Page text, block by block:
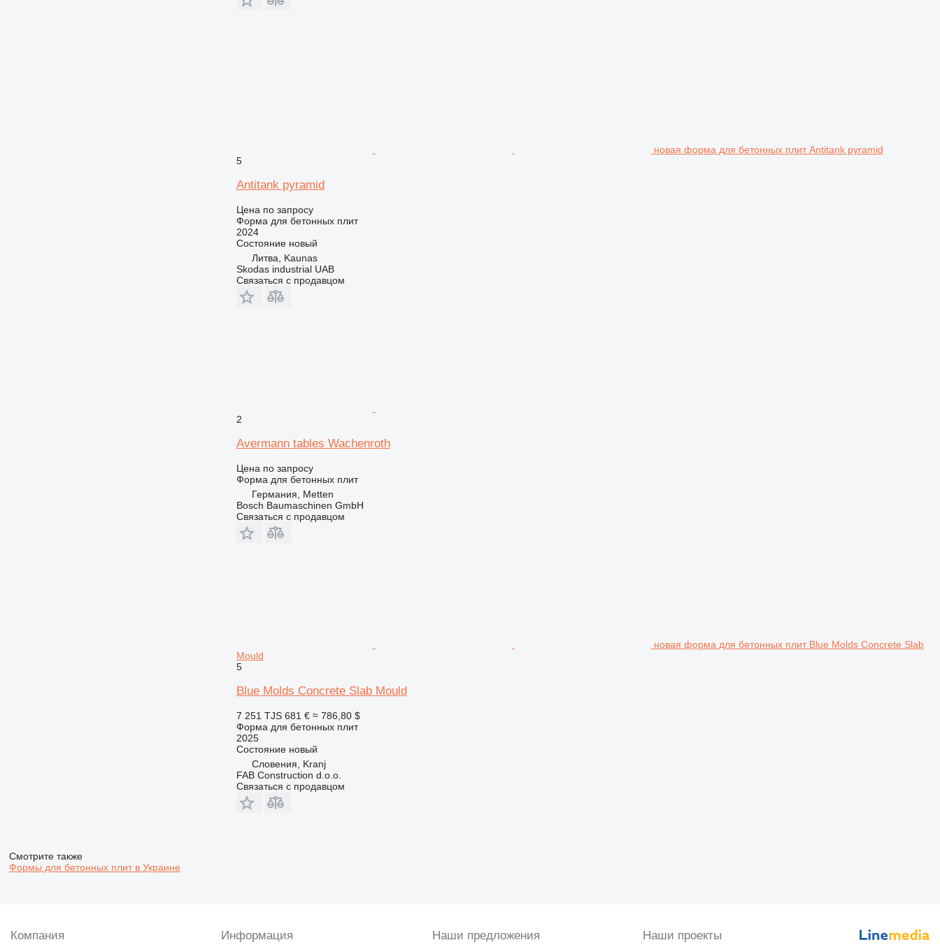
новая форма для бетонных плит Antitank pyramid
5
Antitank pyramid
Цена по запросу
Форма для бетонных плит
2024
Состояниеновый
Литва, Kaunas
Skodas industrial UAB
Связаться с продавцом
2
Avermann tables Wachenroth
Цена по запросу
Форма для бетонных плит
Германия, Metten
Bosch Baumaschinen GmbH
Связаться с продавцом
новая форма для бетонных плит Blue Molds Concrete Slab
Mould
5
Blue Molds Concrete Slab Mould
7 251 TJS 681 € ≈ 786,80 $
Форма для бетонных плит
2025
Состояниеновый
Словения, Kranj
FAB Construction d.o.o.
Связаться с продавцом
Смотрите также
Формы для бетонных плит в Украине
Компания Информация Наши предложения Наши проекты